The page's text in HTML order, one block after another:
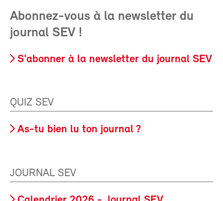
Abonnez-vous à la newsletter du
journal SEV !
S'abonner à la newsletter du journal SEV
QUIZ SEV
As-tu bien lu ton journal ?
JOURNAL SEV